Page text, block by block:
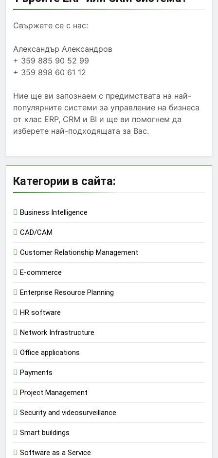
Свържете се с нас:
Александър Александров
+ 359 885 90 52 99
+ 359 898 60 61 12
Ние ще ви запознаем с предимствата на най-
популярните системи за управление на бизнеса
от клас ERP, CRM и BI и ще ви помогнем да
изберете най-подходящата за Вас.
Категории в сайта:
Business Intelligence
CAD/CAM
Customer Relationship Management
E-commerce
Enterprise Resource Planning
HR software
Network Infrastructure
Office applications
Payments
Project Management
Security and videosurveillance
Smart buildings
Software as a Service